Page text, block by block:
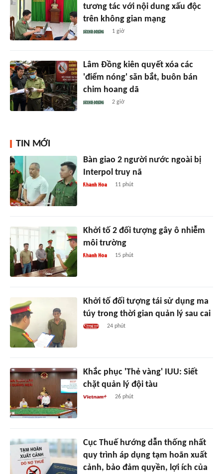
tương tác với nội dung xấu độc
trên không gian mạng
1 giờ
Lâm Đồng kiên quyết xóa các
'điểm nóng' săn bắt, buôn bán
chim hoang dã
2 giờ
TIN MỚI
Bàn giao 2 người nước ngoài bị
Interpol truy nã
11 phút
Khởi tố 2 đối tượng gây ô nhiễm
môi trường
15 phút
Khởi tố đối tượng tái sử dụng ma
túy trong thời gian quản lý sau cai
24 phút
Khắc phục 'Thẻ vàng' IUU: Siết
chặt quản lý đội tàu
26 phút
Cục Thuế hướng dẫn thống nhất
quy trình áp dụng tạm hoãn xuất
cảnh, bảo đảm quyền, lợi ích của